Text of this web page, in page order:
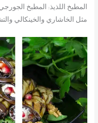
المطبخ اللذيذ: المطبخ
مثل الخاشاري والخينكالي